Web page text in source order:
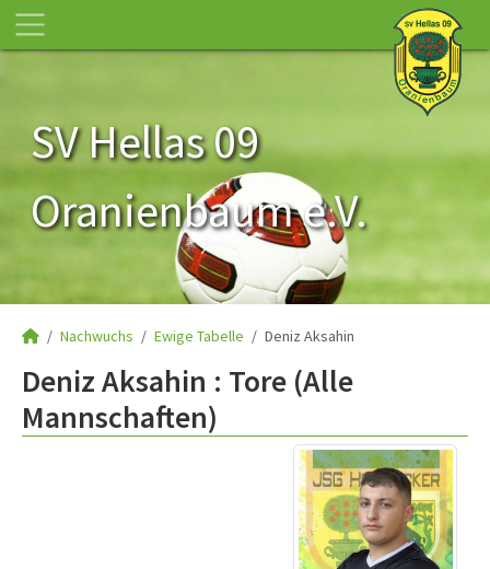
SV Hellas 09
Oranienbaum e.V.
Nachwuchs Ewige Tabelle Deniz Aksahin
Deniz Aksahin : Tore (Alle
Mannschaften)